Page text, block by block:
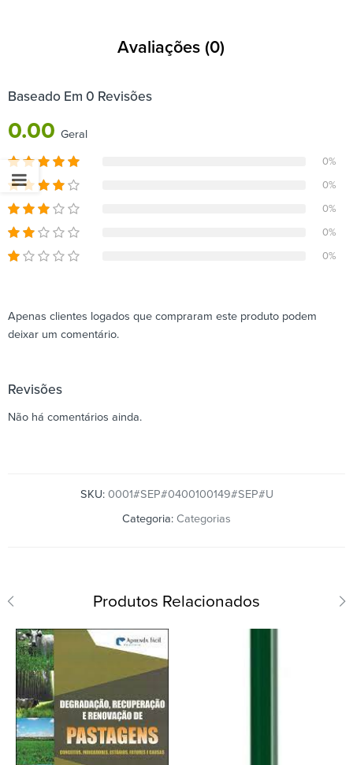
Avaliações (0)
Baseado Em 0 Revisões
0.00 Geral
0%
0%
0%
0%
0%
Apenas clientes logados que compraram este produto podem
deixar um comentário.
Revisões
Não há comentários ainda.
SKU: 0001#SEP#0400100149#SEP#U
Categoria: Categorias
Produtos Relacionados